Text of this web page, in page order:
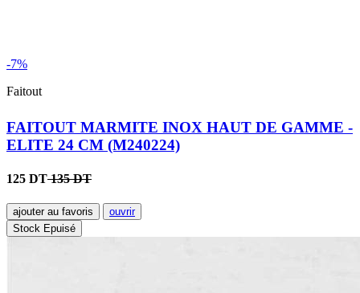
-7%
Faitout
FAITOUT MARMITE INOX HAUT DE GAMME -
ELITE 24 CM (M240224)
125 DT135 DT
ajouter au favoris
ouvrir
Stock Epuisé